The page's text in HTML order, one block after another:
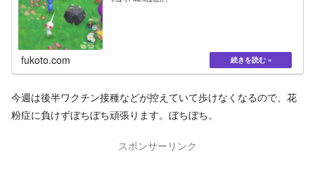
fukoto.com
今週は後半ワクチン接種などが控えていて歩けなくなるので、花
粉症に負けずぼちぼち頑張ります。ぼちぼち。
スポンサーリンク